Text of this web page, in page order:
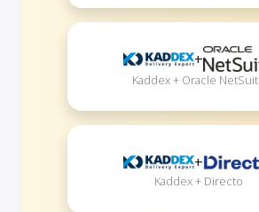
+
Kaddex + Oracle
+
Kaddex + Directo